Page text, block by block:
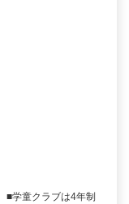
■学童クラブは4年制